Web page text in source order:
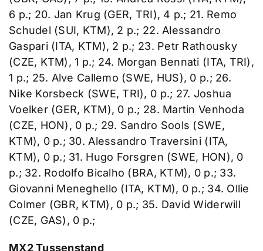
6 p.; 20. Jan Krug (GER, TRI), 4 p.; 21. Remo
Schudel (SUI, KTM), 2 p.; 22. Alessandro
Gaspari (ITA, KTM), 2 p.; 23. Petr Rathousky
(CZE, KTM), 1 p.; 24. Morgan Bennati (ITA, TRI),
1 p.; 25. Alve Callemo (SWE, HUS), 0 p.; 26.
Nike Korsbeck (SWE, TRI), 0 p.; 27. Joshua
Voelker (GER, KTM), 0 p.; 28. Martin Venhoda
(CZE, HON), 0 p.; 29. Sandro Sools (SWE,
KTM), 0 p.; 30. Alessandro Traversini (ITA,
KTM), 0 p.; 31. Hugo Forsgren (SWE, HON), 0
p.; 32. Rodolfo Bicalho (BRA, KTM), 0 p.; 33.
Giovanni Meneghello (ITA, KTM), 0 p.; 34. Ollie
Colmer (GBR, KTM), 0 p.; 35. David Widerwill
(CZE, GAS), 0 p.;
MX2 Tussenstand